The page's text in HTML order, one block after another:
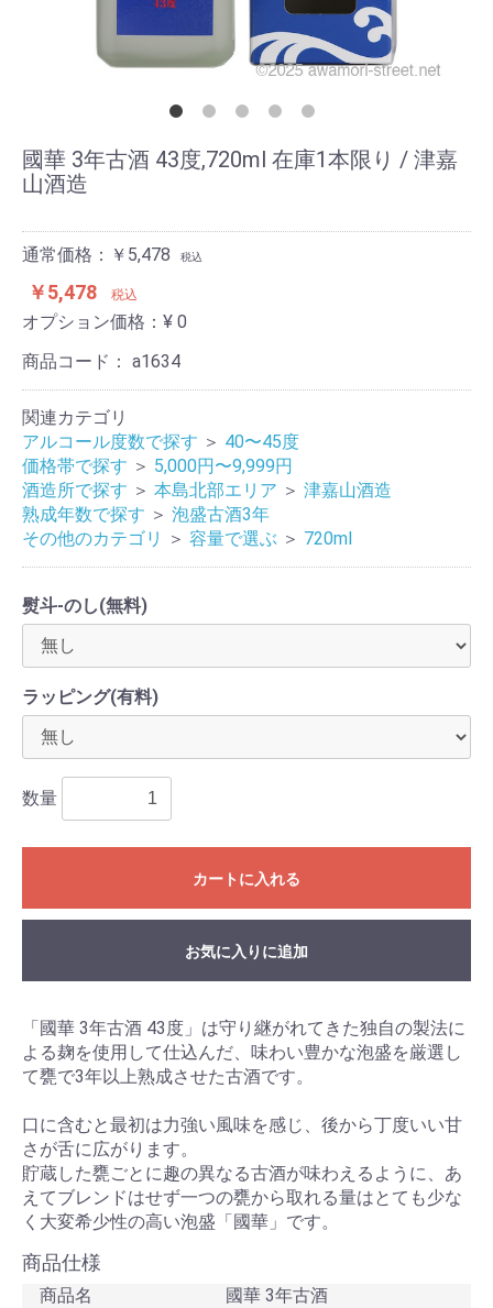
國華 3年古酒 43度,720ml 在庫1本限り / 津嘉
山酒造
通常価格：￥5,478 税込
￥5,478 税込
オプション価格：¥ 0
商品コード： a1634
関連カテゴリ
アルコール度数で探す ＞ 40〜45度
価格帯で探す ＞ 5,000円〜9,999円
酒造所で探す ＞ 本島北部エリア ＞ 津嘉山酒造
熟成年数で探す ＞ 泡盛古酒3年
その他のカテゴリ
＞ 容量で選ぶ ＞ 720ml
熨斗-のし(無料)
ラッピング(有料)
数量
カートに入れる
お気に入りに追加
「國華 3年古酒 43度」は守り継がれてきた独自の製法に
よる麹を使用して仕込んだ、味わい豊かな泡盛を厳選し
て甕で3年以上熟成させた古酒です。
口に含むと最初は力強い風味を感じ、後から丁度いい甘
さが舌に広がります。
貯蔵した甕ごとに趣の異なる古酒が味わえるように、あ
えてブレンドはせず一つの甕から取れる量はとても少な
く大変希少性の高い泡盛「國華」です。
商品仕様
商品名
國華 3年古酒